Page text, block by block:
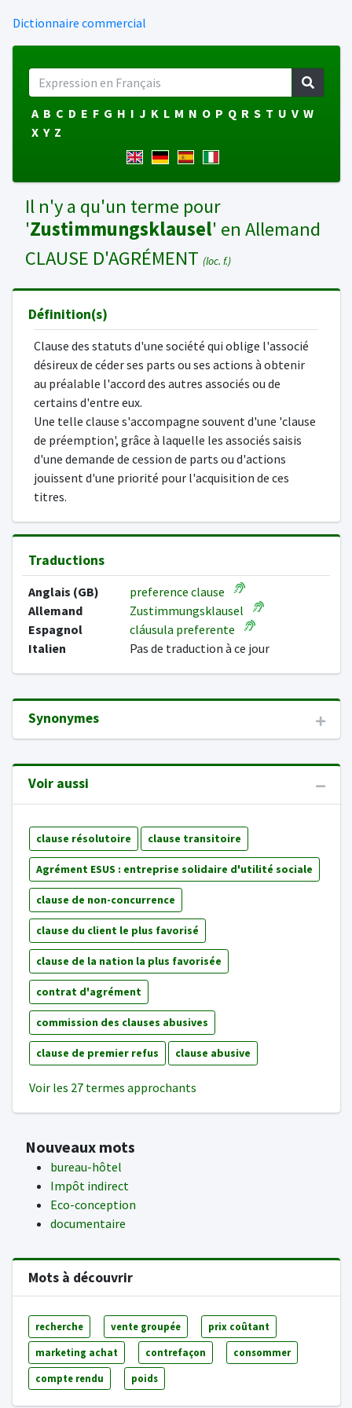
Dictionnaire commercial
A B C D E F G H I J K L M N O P Q R S T U V W
X Y Z
Il n'y a qu'un terme pour
'Zustimmungsklausel' en Allemand
CLAUSE D'AGRÉMENT (loc. f.)
Définition(s)
Clause des statuts d'une société qui oblige l'associé
désireux de céder ses parts ou ses actions à obtenir
au préalable l'accord des autres associés ou de
certains d'entre eux.
Une telle clause s'accompagne souvent d'une 'clause
de préemption', grâce à laquelle les associés saisis
d'une demande de cession de parts ou d'actions
jouissent d'une priorité pour l'acquisition de ces
titres.
Traductions
Anglais (GB)
preference clause
Allemand
Zustimmungsklausel
Espagnol
cláusula preferente
Italien
Pas de traduction à ce jour
Synonymes
Voir aussi
clause résolutoire clause transitoire
Agrément ESUS : entreprise solidaire d'utilité sociale
clause de non-concurrence
clause du client le plus favorisé
clause de la nation la plus favorisée
contrat d'agrément
commission des clauses abusives
clause de premier refus clause abusive
Voir les 27 termes approchants
Nouveaux mots
bureau-hôtel
Impôt indirect
Eco-conception
documentaire
Mots à découvrir
recherche vente groupée prix coûtant
marketing achat contrefaçon consommer
compte rendu poids